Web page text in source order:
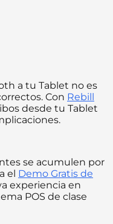
a tu Tablet no es
Con Rebill
desde tu Tablet
se acumulen por
el Demo Gratis de
experiencia en
POS de clase